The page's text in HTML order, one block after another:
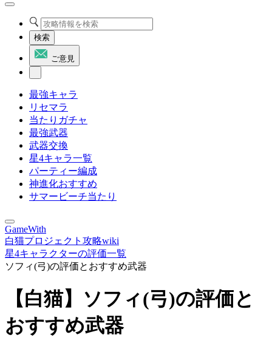
検索
ご意見
最強キャラ
リセマラ
当たりガチャ
最強武器
武器交換
星4キャラ一覧
パーティー編成
神進化おすすめ
サマービーチ当たり
GameWith
白猫プロジェクト攻略wiki
星4キャラクターの評価一覧
ソフィ(弓)の評価とおすすめ武器
【白猫】ソフィ(弓)の評価と
おすすめ武器